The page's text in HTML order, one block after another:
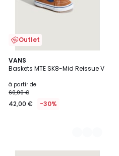
Outlet
VANS
Baskets MTE SK8-Mid Reissue V
à partir de
60,00 €
42,00 € -30%
2
Couleurs